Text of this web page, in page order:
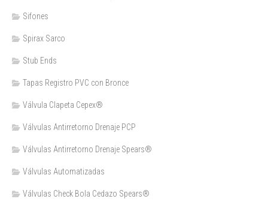
Sifones
Spirax Sarco
Stub Ends
Tapas Registro PVC con Bronce
Válvula Clapeta Cepex®
Válvulas Antirretorno Drenaje PCP
Válvulas Antirretorno Drenaje Spears®
Válvulas Automatizadas
Válvulas Check Bola Cedazo Spears®